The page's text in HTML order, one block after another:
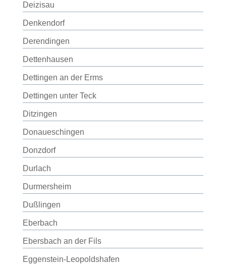
Deizisau
Denkendorf
Derendingen
Dettenhausen
Dettingen an der Erms
Dettingen unter Teck
Ditzingen
Donaueschingen
Donzdorf
Durlach
Durmersheim
Dußlingen
Eberbach
Ebersbach an der Fils
Eggenstein-Leopoldshafen